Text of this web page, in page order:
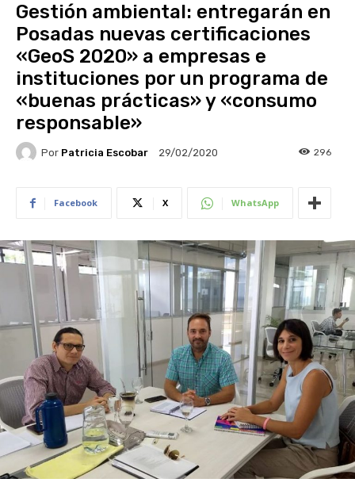
Gestión ambiental: entregarán en
Posadas nuevas certificaciones
«GeoS 2020» a empresas e
instituciones por un programa de
«buenas prácticas» y «consumo
responsable»
Por Patricia Escobar 29/02/2020 296
Facebook X WhatsApp